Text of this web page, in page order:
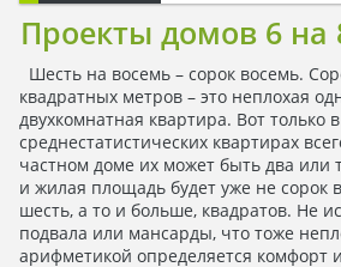
Проекты домов 6 на
Шесть на восемь – сорок восемь.
квадратных метров – это неплохая
двухкомнатная квартира. Вот только в
среднестатистических квартирах
частном доме их может быть два или
и жилая площадь будет уже не сорок
шесть, а то и больше, квадратов. Не
подвала или мансарды, что тоже
арифметикой определяется комфорт